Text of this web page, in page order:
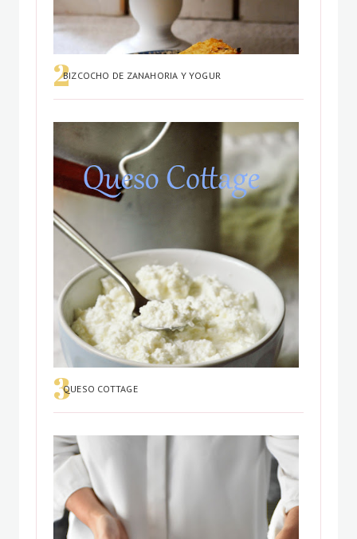
BIZCOCHO DE ZANAHORIA Y YOGUR
QUESO COTTAGE